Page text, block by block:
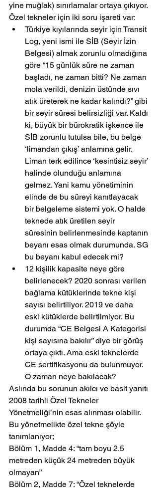
yine muğlak) sınırlamalar ortaya çıkıyor.
Özel tekneler için iki soru işareti var:
Türkiye kıyılarında seyir için Transit
Log, yeni ismi ile SİB (Seyir İzin
Belgesi) almak zorunlu olmadığına
göre “15 günlük süre ne zaman
başladı, ne zaman bitti? Ne zaman
mola verildi, denizin üstünde sıvı
atık üreterek ne kadar kalındı?” gibi
bir seyir süresi belirsizliği var. Kaldı
ki, büyük bir bürokratik işkence ile
SİB zorunlu tutulsa bile, bu belge
‘limandan çıkış’ anlamına gelir.
Liman terk edilince ‘kesintisiz seyir’
halinde olunduğu anlamına
gelmez. Yani kamu yönetiminin
elinde de bu süreyi kanıtlayacak
bir belgeleme sistemi yok. O halde
teknede atık üretilen seyir
süresinin belirlenmesinde kaptanın
beyanı esas olmak durumunda. SG
bu beyanı kabul edecek mi?
12 kişilik kapasite neye göre
belirlenecek? 2020 sonrası verilen
bağlama kütüklerinde tekne kişi
sayısı belirtiliyor. 2019 ve daha
eski kütüklerde belirtilmiyor. Bu
durumda “CE Belgesi A Kategorisi
kişi sayısına bakılır” diye bir görüş
ortaya çıktı. Ama eski teknelerde
CE sertifikasyonu da bulunmuyor.
O zaman neye bakılacak?
Aslında bu sorunun akılcı ve basit yanıtı
2008 tarihli Özel Tekneler
Yönetmeliği’nin esas alınması olabilir.
Bu yönetmelikte özel tekne şöyle
tanımlanıyor;
Bölüm 1, Madde 4: “tam boyu 2.5
metreden küçük 24 metreden büyük
olmayan”
Bölüm 2, Madde 7: “Özel teknelerde